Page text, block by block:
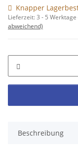
Knapper
Lieferzeit:3 - 5 Werktage
abweichend)
Beschreibung